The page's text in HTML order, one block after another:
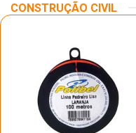
CONSTRUÇÃO CIVIL